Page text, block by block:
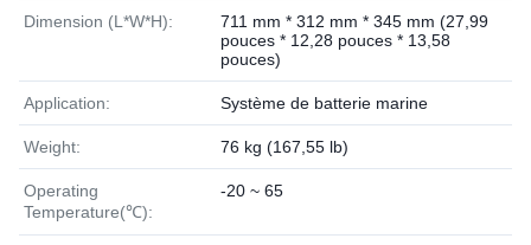
Dimension (L*W*H):
711 mm * 312 mm * 345 mm (27,99
pouces * 12,28 pouces * 13,58
pouces)
Application: Système de batterie marine
Weight: 76 kg (167,55 lb)
Operating
Temperature(℃):
-20 ~ 65